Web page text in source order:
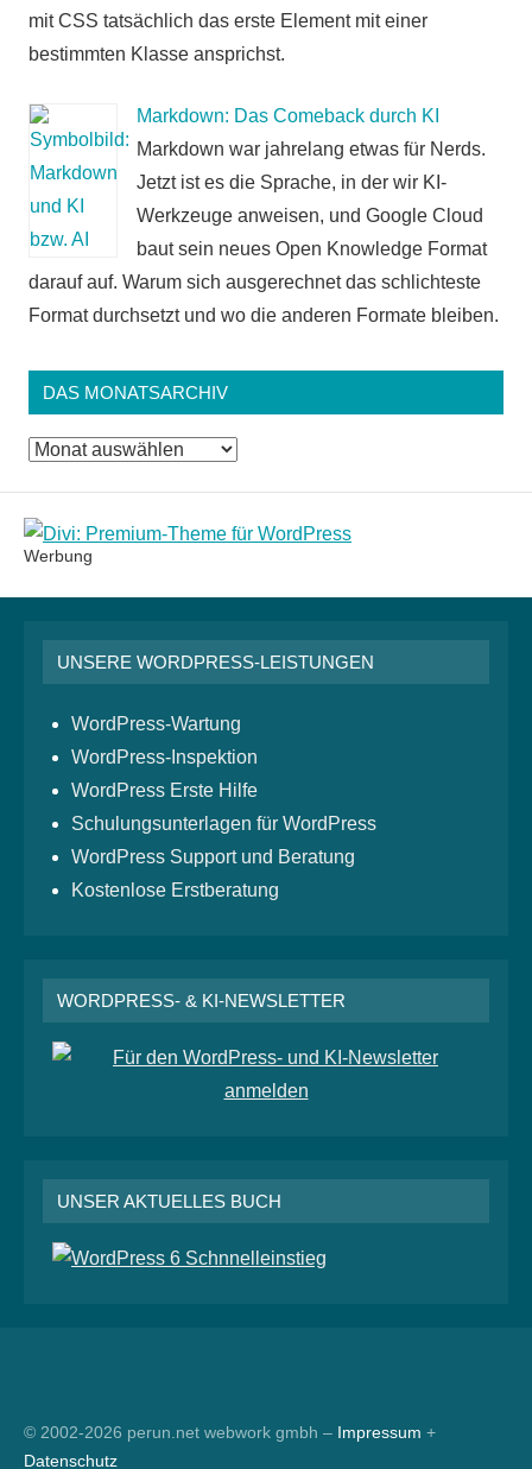
mit CSS tatsächlich das erste Element mit einer
bestimmten Klasse ansprichst.
Markdown: Das Comeback durch KI
Markdown war jahrelang etwas für Nerds.
Jetzt ist es die Sprache, in der wir KI-
Werkzeuge anweisen, und Google Cloud
baut sein neues Open Knowledge Format
darauf auf. Warum sich ausgerechnet das schlichteste
Format durchsetzt und wo die anderen Formate bleiben.
DAS MONATSARCHIV
Das
Werbung
UNSERE WORDPRESS-LEISTUNGEN
WordPress-Wartung
WordPress-Inspektion
WordPress Erste Hilfe
Schulungsunterlagen für WordPress
WordPress Support und Beratung
Kostenlose Erstberatung
WORDPRESS- & KI-NEWSLETTER
UNSER AKTUELLES BUCH
© 2002-2026 perun.net webwork gmbh – Impressum +
Datenschutz